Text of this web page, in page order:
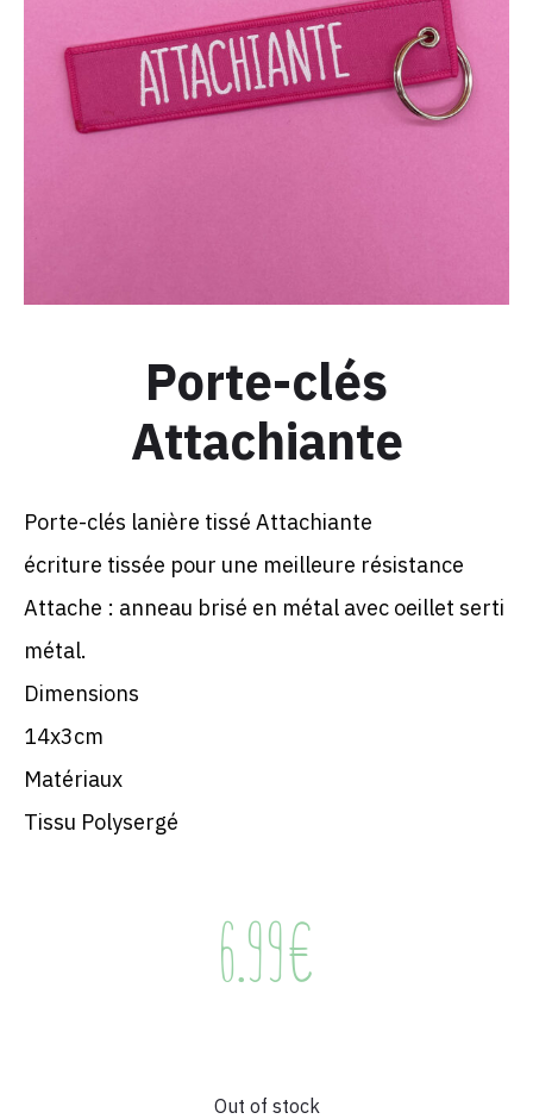
Porte-clés
Attachiante
Porte-clés lanière tissé Attachiante
écriture tissée pour une meilleure résistance
Attache : anneau brisé en métal avec oeillet serti
métal.
Dimensions
14x3cm
Matériaux
Tissu Polysergé
6.99€
Out of stock